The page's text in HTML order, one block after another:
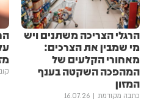
הרגלי הצריכה משתנים ויש
מי שמבין את הצרכים:
מאחורי הקלעים של
המהפכה השקטה בענף
המזון
כתבה מקודמת 16.07.26